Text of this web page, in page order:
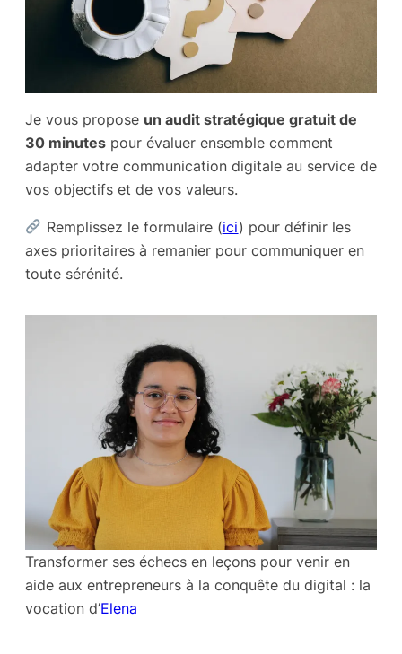
Je vous propose un audit stratégique gratuit de
30 minutes pour évaluer ensemble comment
adapter votre communication digitale au service de
vos objectifs et de vos valeurs.
Remplissez le formulaire (ici) pour définir les
axes prioritaires à remanier pour communiquer en
toute sérénité.
Transformer ses échecs en leçons pour venir en
aide aux entrepreneurs à la conquête du digital : la
vocation d’Elena